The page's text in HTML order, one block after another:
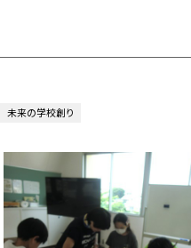
未来の学校創り